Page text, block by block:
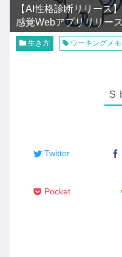
【AI性格診断リリース
感覚Webアプリリリー
生き方 ワーキングメモ
Twitter
Pocket